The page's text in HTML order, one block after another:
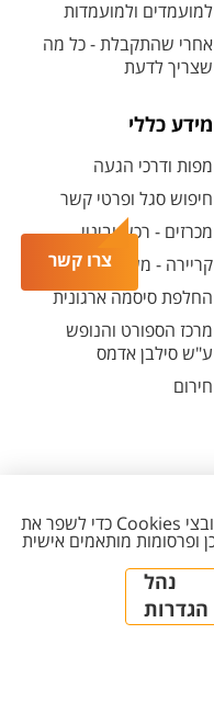
צרו קשר
למועמדים ולמועמדות
אחרי שהתקבלת - כל מה
שצריך לדעת
מידע כללי
מפות ודרכי הגעה
חיפוש סגל ופרטי קשר
מכרזים - רכש ובינוי
קריירה - משרות פתוחות
החלפת סיסמה ארגונית
מרכז הספורט והנופש
ע"ש סילבן אדמס
חירום
מדיניות עריכת
תוכן